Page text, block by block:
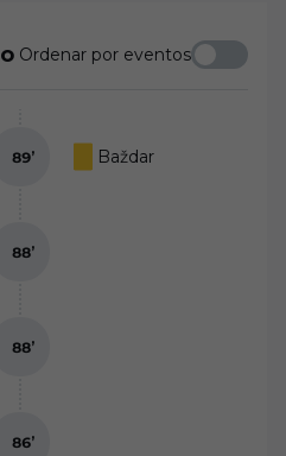
Ordenar por eventos
Baždar
89’
88’
88’
86’